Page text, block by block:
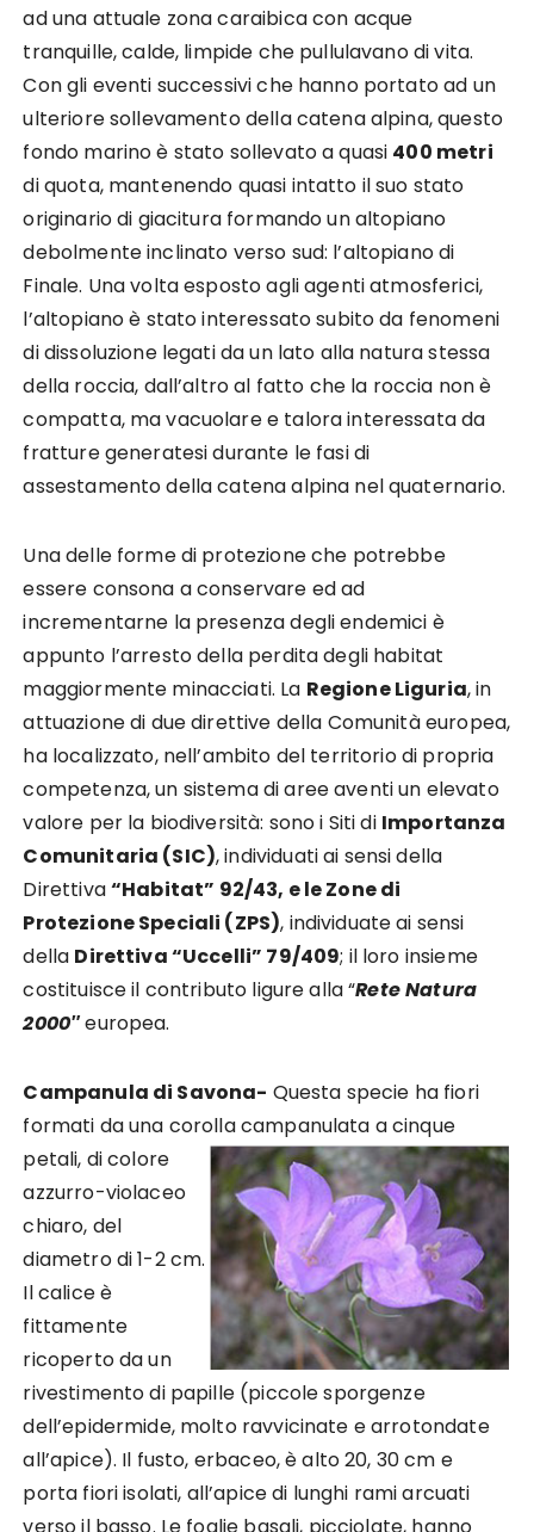
ad una attuale zona caraibica con acque
tranquille, calde, limpide che pullulavano di vita.
Con gli eventi successivi che hanno portato ad un
ulteriore sollevamento della catena alpina, questo
fondo marino è stato sollevato a quasi 400 metri
di quota, mantenendo quasi intatto il suo stato
originario di giacitura formando un altopiano
debolmente inclinato verso sud: l’altopiano di
Finale. Una volta esposto agli agenti atmosferici,
l’altopiano è stato interessato subito da fenomeni
di dissoluzione legati da un lato alla natura stessa
della roccia, dall’altro al fatto che la roccia non è
compatta, ma vacuolare e talora interessata da
fratture generatesi durante le fasi di
assestamento della catena alpina nel quaternario.
Una delle forme di protezione che potrebbe
essere consona a conservare ed ad
incrementarne la presenza degli endemici è
appunto l’arresto della perdita degli habitat
maggiormente minacciati. La Regione Liguria, in
attuazione di due direttive della Comunità europea,
ha localizzato, nell’ambito del territorio di propria
competenza, un sistema di aree aventi un elevato
valore per la biodiversità: sono i Siti di Importanza
Comunitaria (SIC), individuati ai sensi della
Direttiva“Habitat” 92/43, e le Zone di
Protezione Speciali (ZPS), individuate ai sensi
della Direttiva “Uccelli” 79/409; il loro insieme
costituisce il contributo ligure alla “Rete Natura
2000″europea.
Campanula di Savona- Questa specie ha fiori
formati da una corolla campanulata a cinque
petali, di colore
azzurro-violaceo
chiaro, del
diametro di 1-2 cm.
Il calice è
fittamente
ricoperto da un
rivestimento di papille (piccole sporgenze
dell’epidermide, molto ravvicinate e arrotondate
all’apice). Il fusto, erbaceo, è alto 20, 30 cm e
porta fiori isolati, all’apice di lunghi rami arcuati